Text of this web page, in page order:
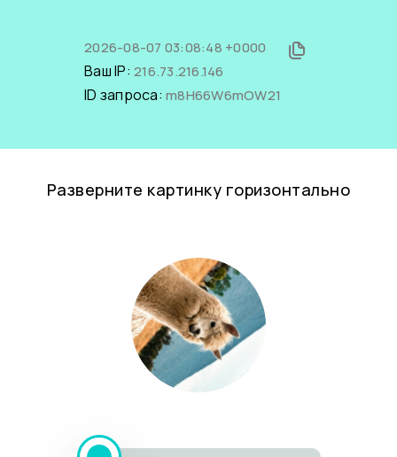
2026-08-07 03:08:48 +0000
Ваш IP: 216.73.216.146
ID запроса: m8H66W6mOW21
Разверните картинку горизонтально